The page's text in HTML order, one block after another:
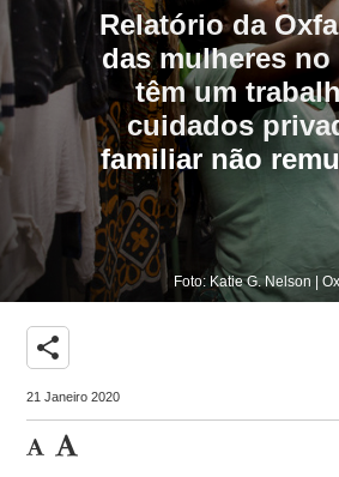
Relatório da
das mulheres
têm um
cuidados
familiar não
Foto: Katie G. Nelson |
share
21 Janeiro 2020